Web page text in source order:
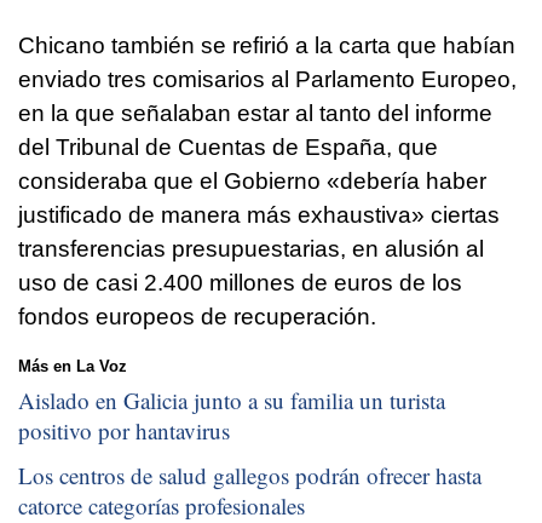
Chicano también se refirió a la carta que habían
enviado tres comisarios al Parlamento Europeo,
en la que señalaban estar al tanto del informe
del Tribunal de Cuentas de España, que
consideraba que el Gobierno «debería haber
justificado de manera más exhaustiva» ciertas
transferencias presupuestarias, en alusión al
uso de casi 2.400 millones de euros de los
fondos europeos de recuperación.
Más en La Voz
Aislado en Galicia junto a su familia un turista
positivo por hantavirus
Los centros de salud gallegos podrán ofrecer hasta
catorce categorías profesionales